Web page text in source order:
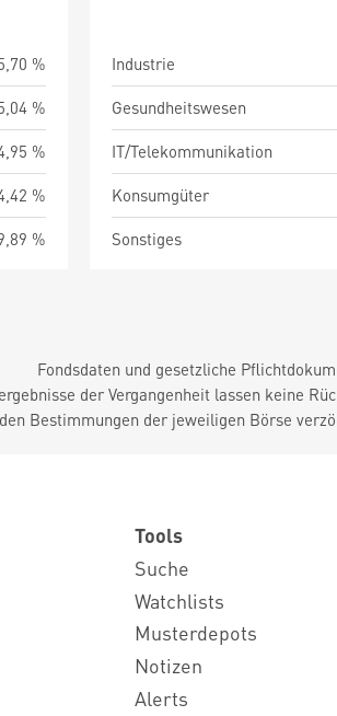
%
%
%
%
%
Industrie
Gesundheitswesen
IT/Telekommunikation
Konsumgüter
Sonstiges
Fondsdaten und gesetzliche
der Vergangenheit lassen keine
Bestimmungen der jeweiligen Börse
Tools
Suche
Watchlists
Musterdepots
Notizen
Alerts